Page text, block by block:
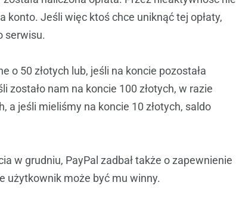
konto. Jeśli więc ktoś chce uniknąć tej opłaty,
serwisu.
50 złotych lub, jeśli na koncie pozostała
nam na koncie 100 złotych, w razie
a jeśli mieliśmy na koncie 10 złotych, saldo
w grudniu, PayPal zadbał także o zapewnienie
użytkownik może być mu winny.